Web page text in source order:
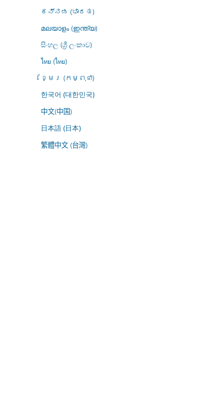
ಕನ್ನಡ (ಭಾರತ)
മലയാളം (ഇന്ത്യ)
සිංහල (ශ්‍රී ලංකාව)
ไทย (ไทย)
ខ្មែរ (កម្ពុជា)
한국어 (대한민국)
中文(中国)
日本語 (日本)
繁體中文 (台灣)